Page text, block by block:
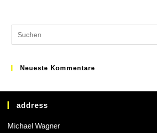
Neueste Kommentare
address
Michael Wagner